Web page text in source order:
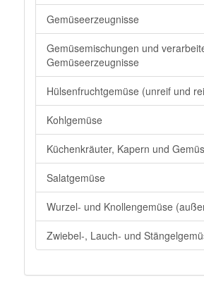
Gemüseerzeugnisse
Gemüsemischungen und
Gemüseerzeugnisse
Hülsenfruchtgemüse (unreif und
Kohlgemüse
Küchenkräuter, Kapern und
Salatgemüse
Wurzel- und Knollengemüse
Zwiebel-, Lauch- und